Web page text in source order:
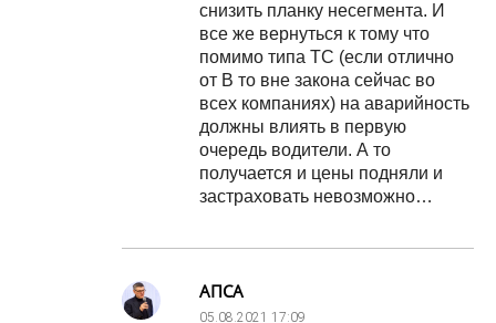
снизить планку несегмента. И
все же вернуться к тому что
помимо типа ТС (если отлично
от B то вне закона сейчас во
всех компаниях) на аварийность
должны влиять в первую
очередь водители. А то
получается и цены подняли и
застраховать невозможно…
АПСА
05.08.2021 17:09